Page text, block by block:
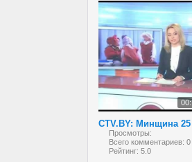
Просмотры:
Всего комментариев: 0
Рейтинг: 5.0